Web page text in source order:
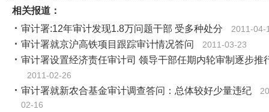
相关报道：
审计署:12年审计发现1.8万问题干部 受多种处分
2011-04-
审计署就京沪高铁项目跟踪审计情况答问 2011-03-23
审计署设置经济责任审计司 领导干部任期内轮审制逐步推
2011-02-26
审计署就新农合基金审计调查答问：总体较好少量违纪
02-16